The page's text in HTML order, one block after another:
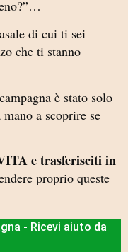
di cui ti sei
che ti stanno
è stato solo
a scoprire se
e trasferisciti in
proprio queste
- Ricevi aiuto da